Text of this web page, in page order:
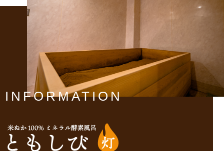
INFORMATION